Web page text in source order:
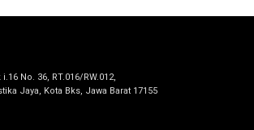
No. 36, RT.016/RW.012,
Jaya, Kota Bks, Jawa Barat 17155